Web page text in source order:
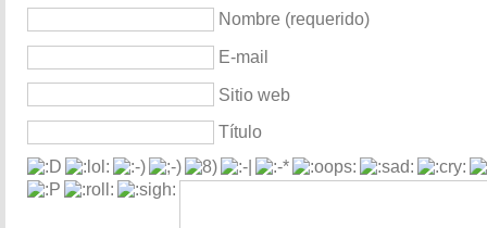
Nombre (requerido)
E-mail
Sitio web
Título